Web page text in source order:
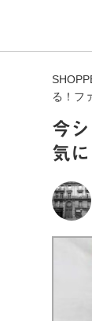
バイマ実践記
ルショッパーが
る！フ
今
気